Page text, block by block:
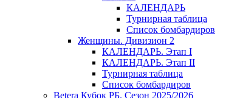
КАЛЕНДАРЬ
Турнирная таблица
Список бомбардиров
Женщины. Дивизион 2
КАЛЕНДАРЬ. Этап I
КАЛЕНДАРЬ. Этап II
Турнирная таблица
Список бомбардиров
Betera Кубок РБ. Сезон 2025/2026